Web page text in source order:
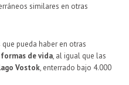
similares en otras
pueda haber en otras
de vida, al igual que las
Vostok, enterrado bajo 4.000